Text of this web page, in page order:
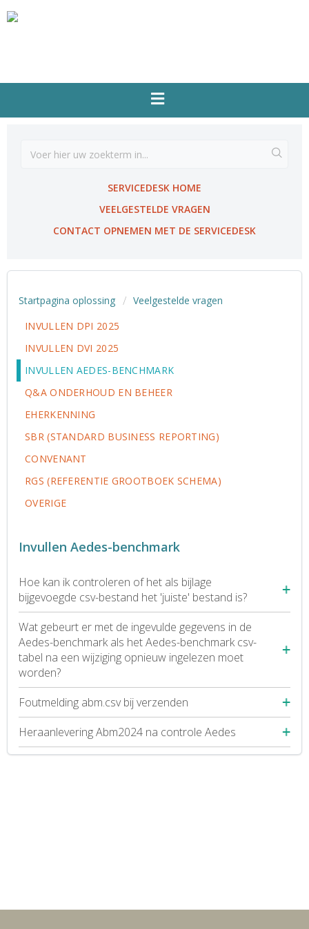
SERVICEDESK HOME
VEELGESTELDE VRAGEN
CONTACT OPNEMEN MET DE SERVICEDESK
Startpagina oplossing
Veelgestelde vragen
INVULLEN DPI 2025
INVULLEN DVI 2025
INVULLEN AEDES-BENCHMARK
Q&A ONDERHOUD EN BEHEER
EHERKENNING
SBR (STANDARD BUSINESS REPORTING)
CONVENANT
RGS (REFERENTIE GROOTBOEK SCHEMA)
OVERIGE
Invullen Aedes-benchmark
Hoe kan ik controleren of het als bijlage
bijgevoegde csv-bestand het 'juiste' bestand is?
Wat gebeurt er met de ingevulde gegevens in de
Aedes-benchmark als het Aedes-benchmark csv-
tabel na een wijziging opnieuw ingelezen moet
worden?
Foutmelding abm.csv bij verzenden
Heraanlevering Abm2024 na controle Aedes